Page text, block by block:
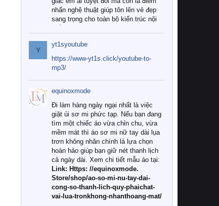
nhấn nghệ thuật giúp tôn lên vẻ đẹp
sang trọng cho toàn bộ kiến trúc nội
Tuy nhiên, giữa thị trường đa dạng
với vô vàn thương hiệu và mẫu mã
như hiện nay, làm thế nào để chọn
được những bộ chăn ga gối đệm cao
cấp thực sự chất lượng, phù hợp với
khí hậu và nhu cầu sử dụng của gia
đình? Hãy cùng chúng tôi đi tìm lời
giải đáp chi tiết qua bài viết dưới đây.
1. Tại sao các gia đình hiện đại lại ưa
chuộng chăn ga gối đệm cao cấp?
Khác với các dòng sản phẩm thông
thường, những bộ chăn ga gối đệm
cao cấp trải qua quy trình sản xuất
nghiêm ngặt từ khâu chọn lọc nguyên
liệu tự nhiên đến công nghệ dệt
nhuộm hiện đại không chứa hóa chất
Y
yt1syoutube
https://www-yt1s.click/youtube-to-
mp3/
equinoxmode
Đi làm hàng ngày ngại nhất là việc
giặt ủi sơ mi phức tạp. Nếu bạn đang
tìm một chiếc áo vừa chỉn chu, vừa
mềm mát thì áo sơ mi nữ tay dài lụa
trơn không nhăn chính là lựa chọn
hoàn hảo giúp bạn giữ nét thanh lịch
cả ngày dài. Xem chi tiết mẫu áo tại:
Link: Https: //equinoxmode.
Store/shop/ao-so-mi-nu-tay-dai-
cong-so-thanh-lich-quy-phaichat-
vai-lua-tronkhong-nhanthoang-mat/